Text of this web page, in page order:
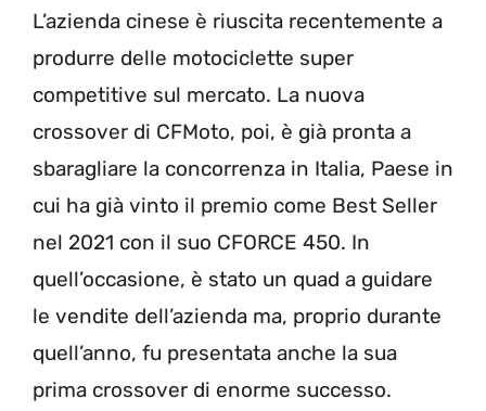
L’azienda cinese è riuscita recentemente a
produrre delle motociclette super
competitive sul mercato. La nuova
crossover di CFMoto, poi, è già pronta a
sbaragliare la concorrenza in Italia, Paese in
cui ha già vinto il premio come Best Seller
nel 2021 con il suo CFORCE 450. In
quell’occasione, è stato un quad a guidare
le vendite dell’azienda ma, proprio durante
quell’anno, fu presentata anche la sua
prima crossover di enorme successo.